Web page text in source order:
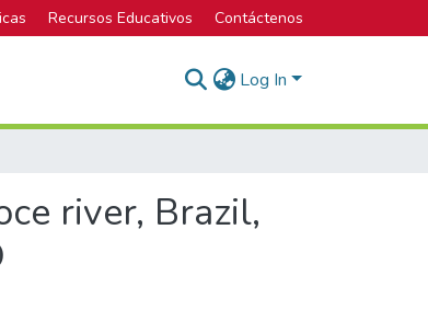
Recursos Educativos Contáctenos
Log In
river, Brazil,